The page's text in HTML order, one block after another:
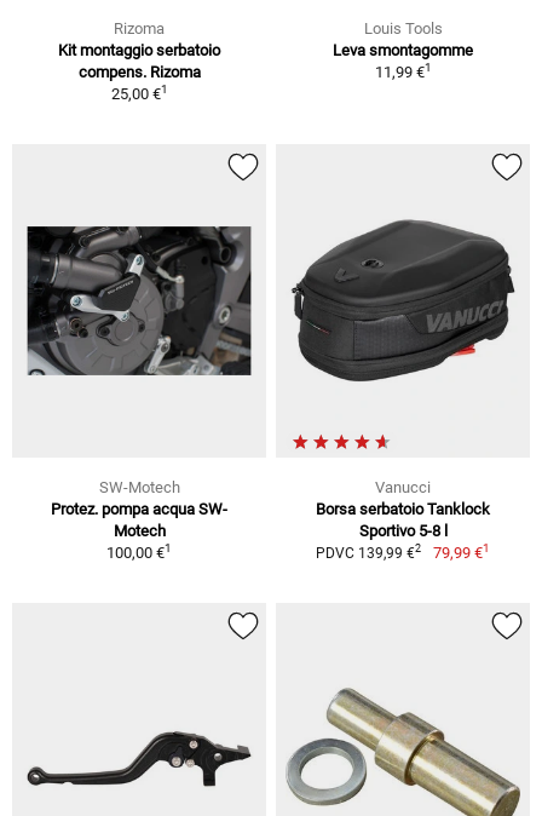
Rizoma
Kit montaggio serbatoio
compens. Rizoma
25,00 €1
Louis Tools
Leva smontagomme
11,99 €1
SW-Motech
Protez. pompa acqua SW-
Motech
100,00 €1
Vanucci
Borsa serbatoio Tanklock
Sportivo 5-8 l
PDVC 139,99 €2 79,99 €1